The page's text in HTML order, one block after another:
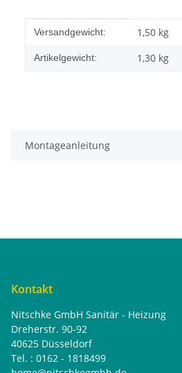
Produkteigenschaft
Wert
Versandgewicht: 1,50 kg
Artikelgewicht: 1,30 kg
Montageanleitung
Kontakt
Nitschke GmbH Sanitär - Heizung
Dreherstr. 90-92
40625 Düsseldorf
Tel. : 0162 - 1818499